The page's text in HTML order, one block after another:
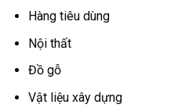
Hàng tiêu dùng
Nội thất
Đồ gỗ
Vật liệu xây dựng